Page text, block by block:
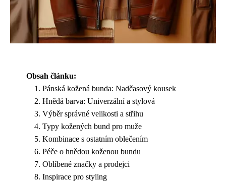
Obsah článku:
Pánská kožená bunda: Nadčasový kousek
Hnědá barva: Univerzální a stylová
Výběr správné velikosti a střihu
Typy kožených bund pro muže
Kombinace s ostatním oblečením
Péče o hnědou koženou bundu
Oblíbené značky a prodejci
Inspirace pro styling